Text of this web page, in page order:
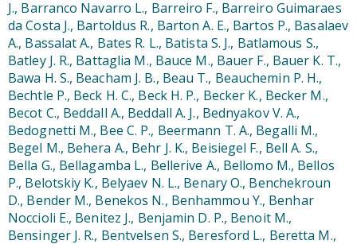
J., Barranco Navarro L., Barreiro F., Barreiro Guimaraes
da Costa J., Bartoldus R., Barton A. E., Bartos P., Basalaev
A., Bassalat A., Bates R. L., Batista S. J., Batlamous S.,
Batley J. R., Battaglia M., Bauce M., Bauer F., Bauer K. T.,
Bawa H. S., Beacham J. B., Beau T., Beauchemin P. H.,
Bechtle P., Beck H. C., Beck H. P., Becker K., Becker M.,
Becot C., Beddall A., Beddall A. J., Bednyakov V. A.,
Bedognetti M., Bee C. P., Beermann T. A., Begalli M.,
Begel M., Behera A., Behr J. K., Beisiegel F., Bell A. S.,
Bella G., Bellagamba L., Bellerive A., Bellomo M., Bellos
P., Belotskiy K., Belyaev N. L., Benary O., Benchekroun
D., Bender M., Benekos N., Benhammou Y., Benhar
Noccioli E., Benitez J., Benjamin D. P., Benoit M.,
Bensinger J. R., Bentvelsen S., Beresford L., Beretta M.,